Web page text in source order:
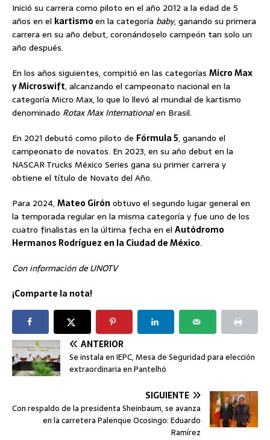
Inició su carrera como piloto en el año 2012 a la edad de 5
años en el kartismoen la categoría baby, ganando su primera
carrera en su año debut, coronándoselo campeón tan solo un
año después.
En los años siguientes, compitió en las categorías Micro Max
y Microswift, alcanzando el campeonato nacional en la
categoría Micro Max, lo que lo llevó al mundial de kartismo
denominado Rotax Max Internationalen Brasil.
En 2021 debutó como piloto de Fórmula 5, ganando el
campeonato de novatos. En 2023, en su año debut en la
NASCAR Trucks México Series gana su primer carrera y
obtiene el título de Novato del Año.
Para 2024,Mateo Girón obtuvo el segundo lugar general en
la temporada regular en la misma categoría y fue uno de los
cuatro finalistas en la última fecha en el Autódromo
Hermanos Rodríguez en la Ciudad de México.
Con información de UNOTV
¡Comparte la nota!
ANTERIOR
Se instala en IEPC, Mesa de Seguridad para elección
extraordinaria en Pantelhó
SIGUIENTE
Con respaldo de la presidenta Sheinbaum, se avanza
en la carretera Palenque Ocosingo: Eduardo
Ramírez